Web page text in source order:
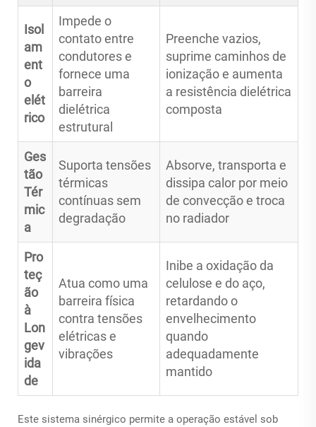
Isol
am
ent
o
elét
rico
Impede o
contato entre
condutores e
fornece uma
barreira
dielétrica
estrutural
Preenche vazios,
suprime caminhos de
ionização e aumenta
a resistência dielétrica
composta
Ges
tão
Tér
mic
a
Suporta tensões
térmicas
contínuas sem
degradação
Absorve, transporta e
dissipa calor por meio
de convecção e troca
no radiador
Pro
teç
ão
à
Lon
gev
ida
de
Atua como uma
barreira física
contra tensões
elétricas e
vibrações
Inibe a oxidação da
celulose e do aço,
retardando o
envelhecimento
quando
adequadamente
mantido
Este sistema sinérgico permite a operação estável sob